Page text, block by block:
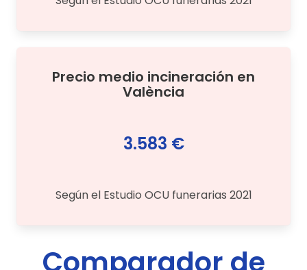
Precio medio incineración en
València
3.583 €
Según el Estudio OCU funerarias 2021